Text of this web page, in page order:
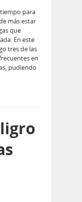
para
más estar
que
En este
tres de las
en
pudiendo